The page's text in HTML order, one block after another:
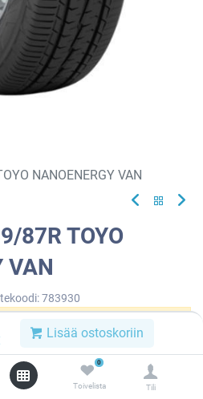
Lisää ostoskoriin
0
Toivelista Tili
NANOENERGY VAN
87R TOYO
VAN
783930
yhdistelmää.